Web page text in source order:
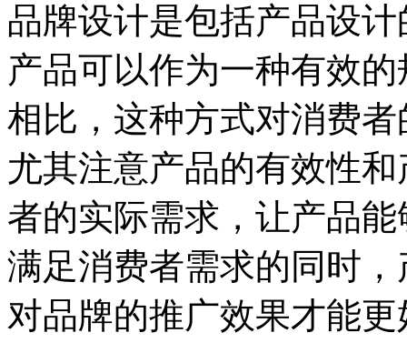
品牌设计是包括产品设
产品可以作为一种有效
相比，这种方式对消费
尤其注意产品的有效性
者的实际需求，让产品
满足消费者需求的同时
对品牌的推广效果才能更